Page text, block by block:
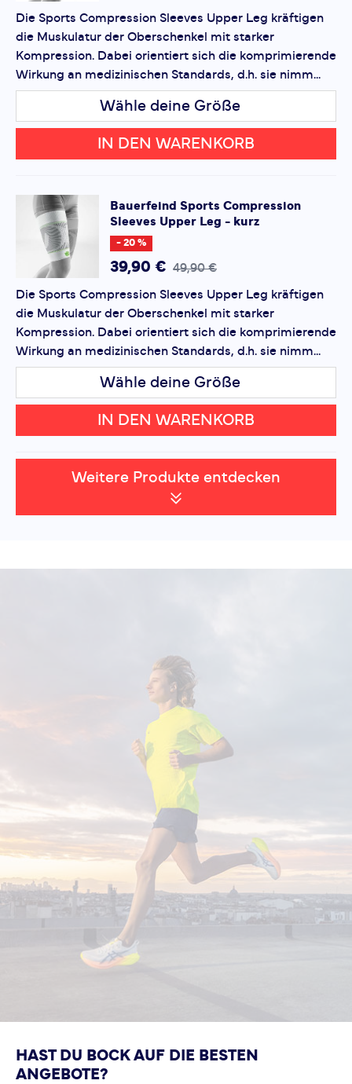
Vermindert Muskelvibrationen in Bi- und Trizeps - Extra
weiche Ellenbeuge für besonders hohen Tragekomfort
- Langlebiges, robustes Produkt ohne Schadstoffe
Dieses Formular ist durch reCAPTCHA geschützt – es gelten
dieDatenschutzbestimmungenundNutzungsbedingungen
von Google.
Die Sports Compression Sleeves Upper Leg kräftigen
die Muskulatur der Oberschenkel mit starker
Kompression. Dabei orientiert sich die komprimierende
Wirkung an medizinischen Standards, d.h. sie nimm...
Wähle deine Größe
IN DEN WARENKORB
Bauerfeind Sports Compression
Sleeves Upper Leg - kurz
- 20 %
39,90 € 49,90 €
Die Sports Compression Sleeves Upper Leg kräftigen
die Muskulatur der Oberschenkel mit starker
Kompression. Dabei orientiert sich die komprimierende
Wirkung an medizinischen Standards, d.h. sie nimm...
Wähle deine Größe
IN DEN WARENKORB
Weitere Produkte entdecken
HAST DU BOCK AUF DIE BESTEN
ANGEBOTE?